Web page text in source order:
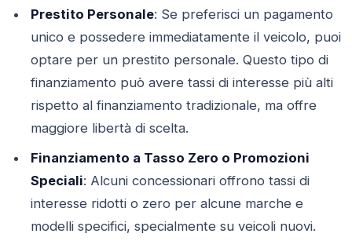
Prestito Personale: Se preferisci un pagamento
unico e possedere immediatamente il veicolo, puoi
optare per un prestito personale. Questo tipo di
finanziamento può avere tassi di interesse più alti
rispetto al finanziamento tradizionale, ma offre
maggiore libertà di scelta.
Finanziamento a Tasso Zero o Promozioni
Speciali: Alcuni concessionari offrono tassi di
interesse ridotti o zero per alcune marche e
modelli specifici, specialmente su veicoli nuovi.